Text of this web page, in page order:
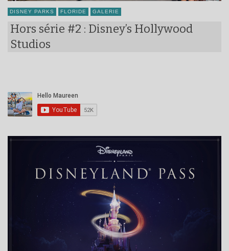
DISNEY PARKS FLORIDE GALERIE
Hors série #2 : Disney’s Hollywood
Studios